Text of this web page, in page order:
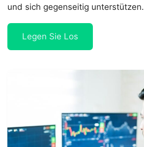
und sich gegenseitig unterstützen.
Legen Sie Los